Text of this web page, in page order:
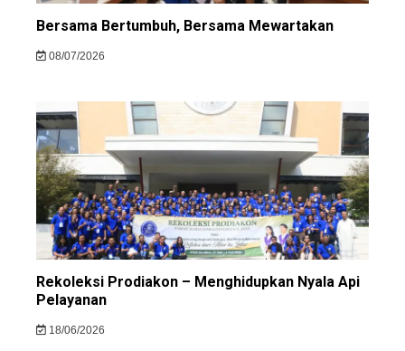
Bersama Bertumbuh, Bersama Mewartakan
08/07/2026
Rekoleksi Prodiakon – Menghidupkan Nyala Api
Pelayanan
18/06/2026